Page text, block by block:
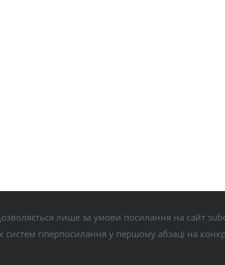
лише за умови посилання на сайт
гіперпосилання у першому абзаці на